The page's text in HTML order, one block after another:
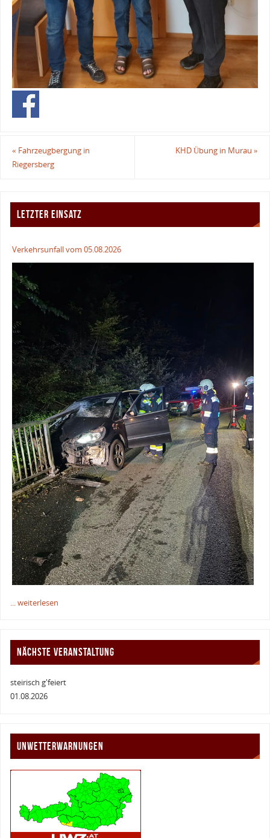
« Fahrzeugbergung in
Riegersberg
KHD Übung in Murau»
LETZTER EINSATZ
Verkehrsunfall vom 05.08.2026
... weiterlesen
NÄCHSTE VERANSTALTUNG
steirisch g'feiert
01.08.2026
UNWETTERWARNUNGEN